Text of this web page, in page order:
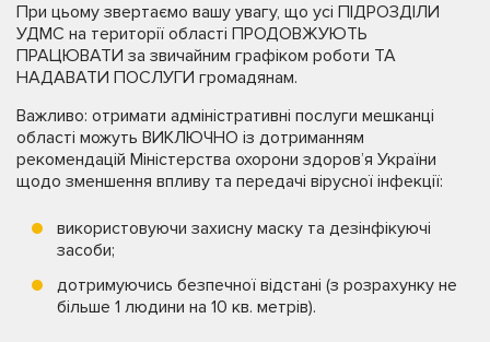
При цьому звертаємо вашу увагу, що усі ПІДРОЗДІЛИ
УДМС на території області ПРОДОВЖУЮТЬ
ПРАЦЮВАТИ за звичайним графіком роботи ТА
НАДАВАТИ ПОСЛУГИ громадянам.
Важливо: отримати адміністративні послуги мешканці
області можуть ВИКЛЮЧНО із дотриманням
рекомендацій Міністерства охорони здоров’я України
щодо зменшення впливу та передачі вірусної інфекції:
використовуючи захисну маску та дезінфікуючі
засоби;
дотримуючись безпечної відстані (з розрахунку не
більше 1 людини на 10 кв. метрів).